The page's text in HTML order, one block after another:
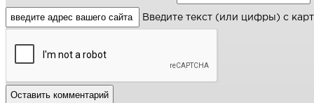
Введите текст (или цифры) с